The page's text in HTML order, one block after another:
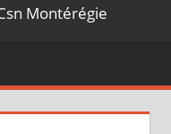
Montérégie